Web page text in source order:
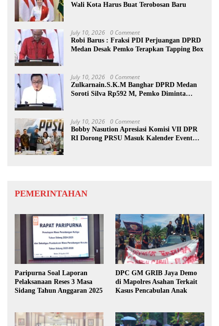
Wali Kota Harus Buat Terobosan Baru
July 10, 2026 0 Comment
Robi Barus : Fraksi PDI Perjuangan DPRD
Medan Desak Pemko Terapkan Tapping Box
July 10, 2026 0 Comment
Zulkarnain.S.K.M Banghar DPRD Medan
Soroti Silva Rp592 M, Pemko Diminta
July 10, 2026 0 Comment
Bobby Nasution Apresiasi Komisi VII DPR
RI Dorong PRSU Masuk Kalender Event
PEMERINTAHAN
Paripurna Soal Laporan
Pelaksanaan Reses 3 Masa
Sidang Tahun Anggaran 2025
DPC GM GRIB Jaya Demo
di Mapolres Asahan Terkait
Kasus Pencabulan Anak